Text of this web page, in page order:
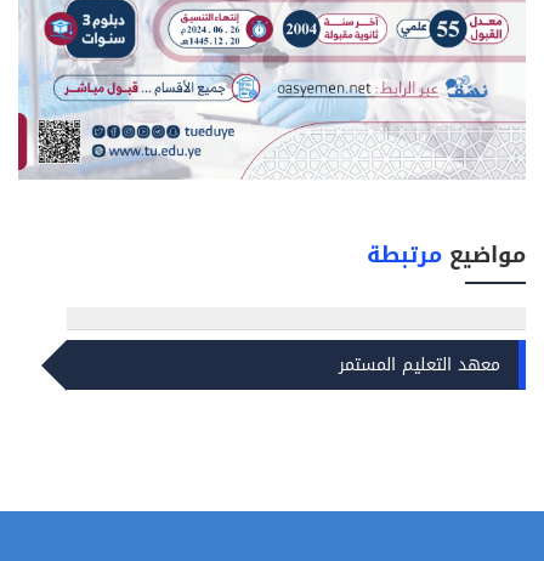
مواضيع مرتبطة
معهد التعليم المستمر